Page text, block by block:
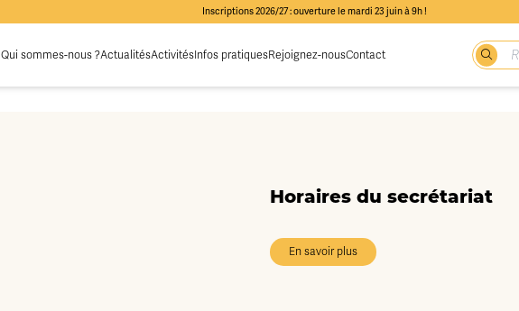
Inscriptions 2026/27 : ouverture le mardi 23 juin à 9h !
Qui sommes-nous ?ActualitésActivitésInfos pratiquesRejoignez-nousContact
Horaires du secrétariat
En savoir plus